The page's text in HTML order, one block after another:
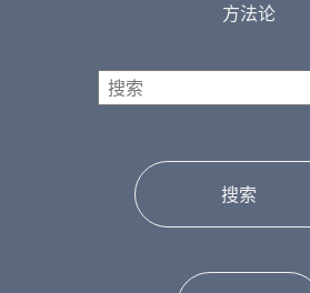
方法论
搜索
目录切换